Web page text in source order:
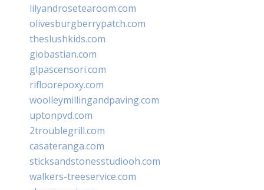
lilyandrosetearoom.com
olivesburgberrypatch.com
theslushkids.com
giobastian.com
glpascensori.com
rifloorepoxy.com
woolleymillingandpaving.com
uptonpvd.com
2troublegrill.com
casateranga.com
sticksandstonesstudiooh.com
walkers-treeservice.com